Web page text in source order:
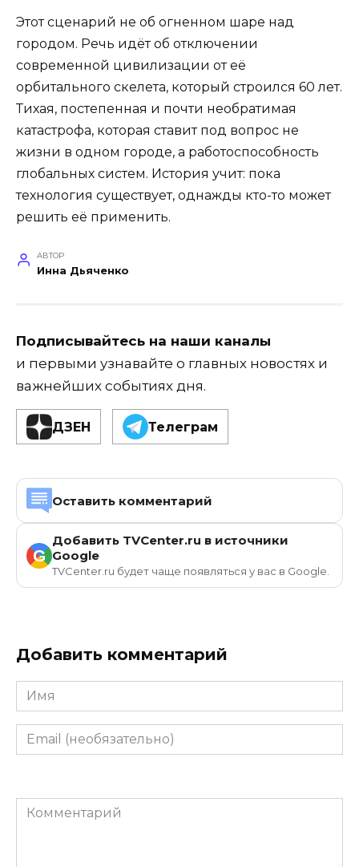
Этот сценарий не об огненном шаре над
городом. Речь идёт об отключении
современной цивилизации от её
орбитального скелета, который строился 60 лет.
Тихая, постепенная и почти необратимая
катастрофа, которая ставит под вопрос не
жизни в одном городе, а работоспособность
глобальных систем. История учит: пока
технология существует, однажды кто-то может
решить её применить.
АВТОР
Инна Дьяченко
Подписывайтесь на наши каналы
и первыми узнавайте о главных новостях и
важнейших событиях дня.
ДЗЕН Телеграм
Оставить комментарий
G
Добавить TVCenter.ru в источники
Google
TVCenter.ru будет чаще появляться у вас в Google.
Добавить комментарий
Имя
Email
(необязательно)
Комментарий